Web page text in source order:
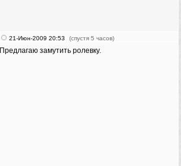
21-Июн-2009 20:53 (спустя 5 часов)
Предлагаю замутить ролевку.